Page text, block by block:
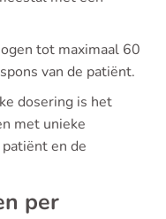
tot maximaal 60
van de patiënt.
dosering is het
met unieke
en de
per